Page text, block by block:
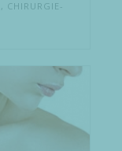
, CHIRURGIE-